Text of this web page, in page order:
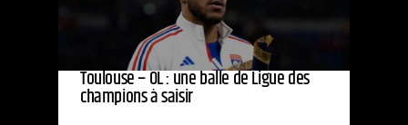
Toulouse – OL : une balle de Ligue des
champions à saisir